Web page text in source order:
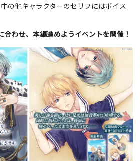
の他キャラクターのセリフにはボイス
わせ、本編進めようイベントを開催！